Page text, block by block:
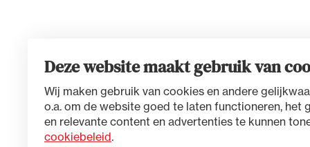
Deze website maakt gebruik van
Wij maken gebruik van cookies en andere
o.a. om de website goed te laten functioneren, het
en relevante content en advertenties te kunnen
cookiebeleid.